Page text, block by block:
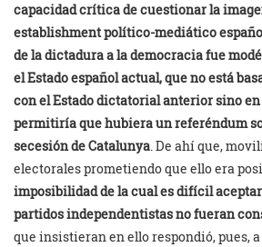
capacidad crítica de cuestionar la
establishment político-mediático
de la dictadura a la democracia fue
el Estado español actual, que no está
con el Estado dictatorial anterior sino
permitiría que hubiera un referéndum
secesión de Catalunya. De ahí que,
electorales prometiendo que ello era
imposibilidad de la cual es difícil
partidos independentistas no fueran
que insistieran en ello respondió, pues,